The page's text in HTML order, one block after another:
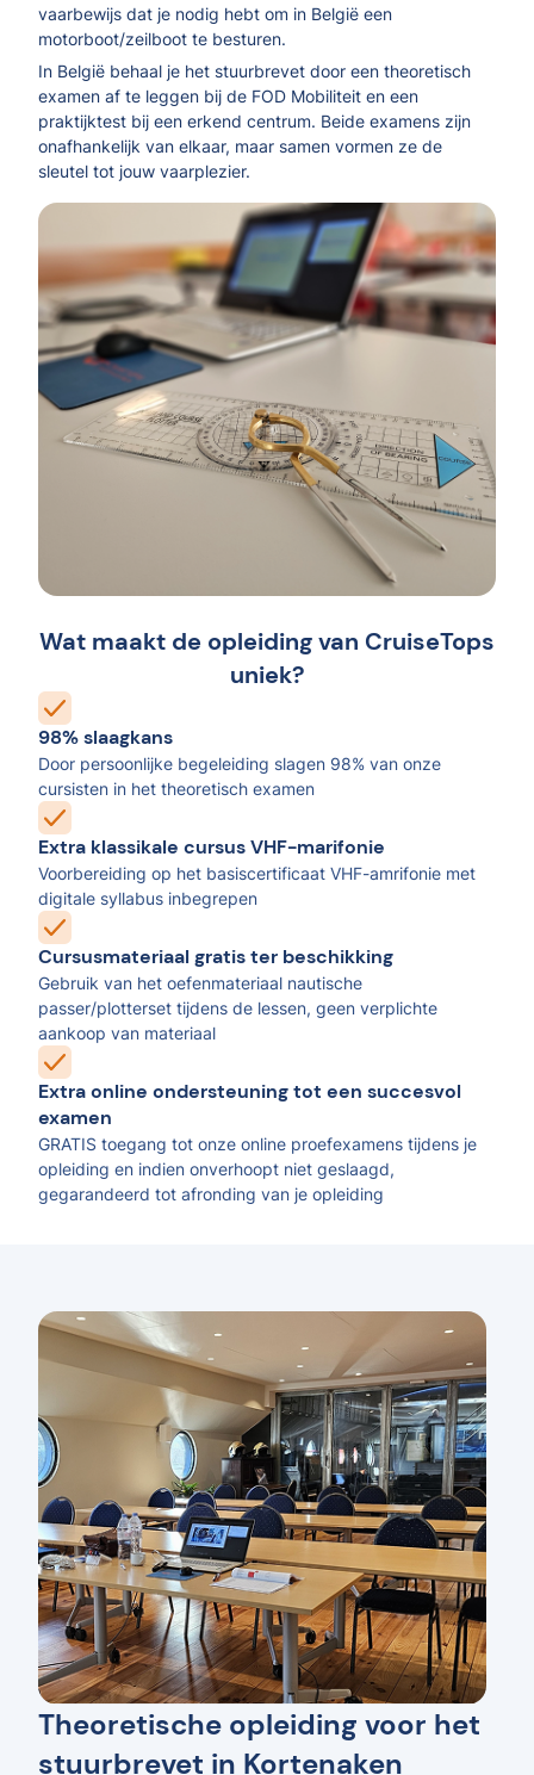
vaarbewijs dat je nodig hebt om in België een
motorboot/zeilboot te besturen.
In België behaal je het stuurbrevet door een theoretisch
examen af te leggen bij de FOD Mobiliteit en een
praktijktest bij een erkend centrum. Beide examens zijn
onafhankelijk van elkaar, maar samen vormen ze de
sleutel tot jouw vaarplezier.
Wat maakt de opleiding van CruiseTops
uniek?
98% slaagkans
Door persoonlijke begeleiding slagen 98% van onze
cursisten in het theoretisch examen
Extra klassikale cursus VHF-marifonie
Voorbereiding op het basiscertificaat VHF-amrifonie met
digitale syllabus inbegrepen
Cursusmateriaal gratis ter beschikking
Gebruik van het oefenmateriaal nautische
passer/plotterset tijdens de lessen, geen verplichte
aankoop van materiaal
Extra online ondersteuning tot een succesvol
examen
GRATIS toegang tot onze online proefexamens tijdens je
opleiding en indien onverhoopt niet geslaagd,
gegarandeerd tot afronding van je opleiding
Theoretische opleiding voor het
stuurbrevet in Kortenaken